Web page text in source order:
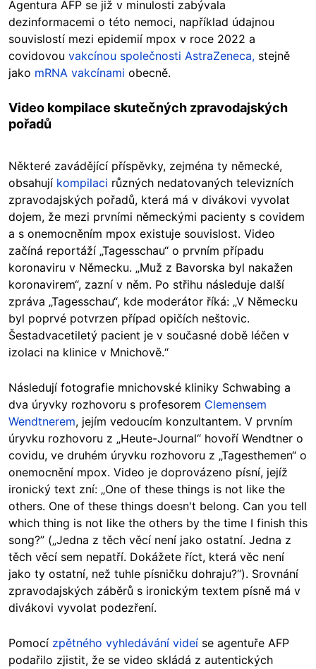
Agentura AFP se již v minulosti zabývala
dezinformacemi o této nemoci, například údajnou
souvislostí mezi epidemií mpox v roce 2022 a
covidovou vakcínou společnosti AstraZeneca, stejně
jako mRNA vakcínami obecně.
Video kompilace skutečných zpravodajských
pořadů
Některé zavádějící příspěvky, zejména ty německé,
obsahují kompilaci různých nedatovaných televizních
zpravodajských pořadů, která má v divákovi vyvolat
dojem, že mezi prvními německými pacienty s covidem
a s onemocněním mpox existuje souvislost. Video
začíná reportáží „Tagesschau“ o prvním případu
koronaviru v Německu. „Muž z Bavorska byl nakažen
koronavirem“, zazní v něm. Po střihu následuje další
zpráva „Tagesschau“, kde moderátor říká: „V Německu
byl poprvé potvrzen případ opičích neštovic.
Šestadvacetiletý pacient je v současné době léčen v
izolaci na klinice v Mnichově.“
Následují fotografie mnichovské kliniky Schwabing a
dva úryvky rozhovoru s profesorem Clemensem
Wendtnerem, jejím vedoucím konzultantem. V prvním
úryvku rozhovoru z „Heute-Journal“ hovoří Wendtner o
covidu, ve druhém úryvku rozhovoru z „Tagesthemen“ o
onemocnění mpox. Video je doprovázeno písní, jejíž
ironický text zní: „One of these things is not like the
others. One of these things doesn't belong. Can you tell
which thing is not like the others by the time I finish this
song?” („Jedna z těch věcí není jako ostatní. Jedna z
těch věcí sem nepatří. Dokážete říct, která věc není
jako ty ostatní, než tuhle písničku dohraju?“). Srovnání
zpravodajských záběrů s ironickým textem písně má v
divákovi vyvolat podezření.
Pomocí zpětného vyhledávání videí se agentuře AFP
podařilo zjistit, že se video skládá z autentických